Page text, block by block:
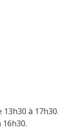
13h30 à 17h30.
16h30.